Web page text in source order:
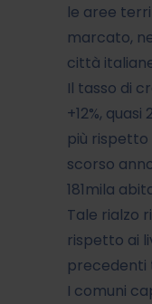
le aree
marcato,
città
Il tasso di
+12%,
più
scorso
181mila
Tale rialzo
rispetto ai
precedenti
I comuni